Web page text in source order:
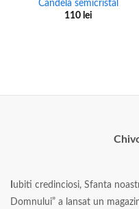
Candela semicristal
110 lei
ubiti credinciosi, Sfanta
Domnului” a lansat un